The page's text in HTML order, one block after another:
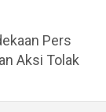
Pers
Aksi Tolak